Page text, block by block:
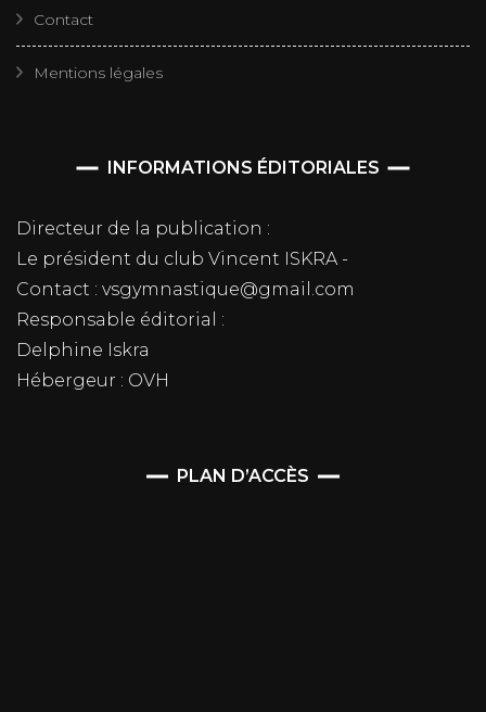
Contact
Mentions légales
INFORMATIONS ÉDITORIALES
Directeur de la publication :
Le président du club Vincent ISKRA -
Contact : vsgymnastique@gmail.com
Responsable éditorial :
Delphine Iskra
Hébergeur : OVH
PLAN D’ACCÈS